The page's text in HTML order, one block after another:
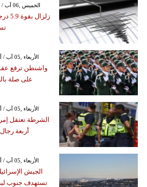
GMT 15:43 2026 الخميس ,06 آب / أغسطس
GMT 16:02 2026 الأربعاء ,05 آب / أغسطس
واشنطن ترفع
على صلة
GMT 14:29 2026 الأربعاء ,05 آب / أغسطس
الشرطة تعتقل
أربعة
GMT 13:18 2026 الأربعاء ,05 آب / أغسطس
الجيش
تستهدف جنوب